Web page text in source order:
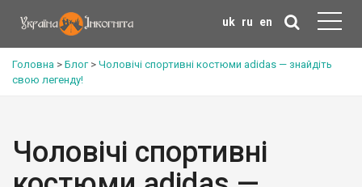
uk ru en
Головна > Блог> Чоловічі спортивні костюми adidas — знайдіть
свою легенду!
Чоловічі спортивні